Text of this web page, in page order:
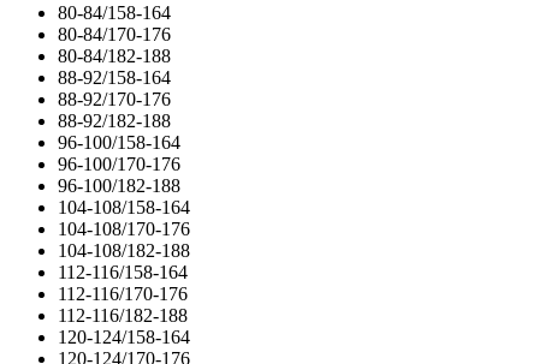
80-84/158-164
80-84/170-176
80-84/182-188
88-92/158-164
88-92/170-176
88-92/182-188
96-100/158-164
96-100/170-176
96-100/182-188
104-108/158-164
104-108/170-176
104-108/182-188
112-116/158-164
112-116/170-176
112-116/182-188
120-124/158-164
120-124/170-176